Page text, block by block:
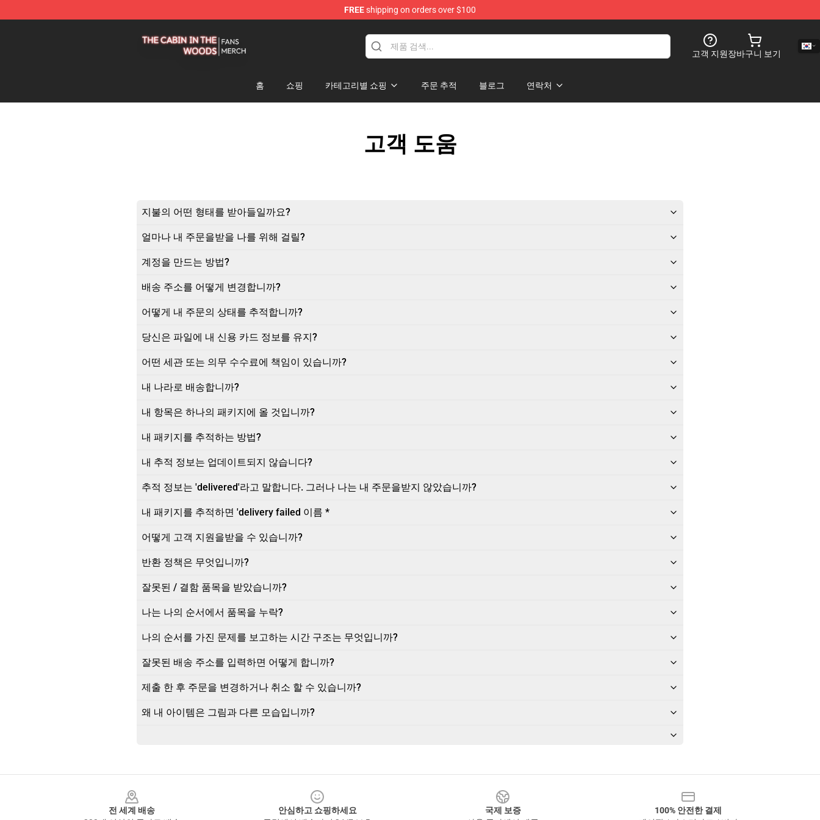
FREEshipping on orders over $100
고객 지원장바구니 보기
홈 쇼핑 카테고리별 쇼핑 주문 추적 블로그 연락처
고객 도움
지불의 어떤 형태를 받아들일까요?
얼마나 내 주문을받을 나를 위해 걸릴?
계정을 만드는 방법?
배송 주소를 어떻게 변경합니까?
어떻게 내 주문의 상태를 추적합니까?
당신은 파일에 내 신용 카드 정보를 유지?
어떤 세관 또는 의무 수수료에 책임이 있습니까?
내 나라로 배송합니까?
내 항목은 하나의 패키지에 올 것입니까?
내 패키지를 추적하는 방법?
내 추적 정보는 업데이트되지 않습니다?
추적 정보는 'delivered'라고 말합니다. 그러나 나는 내 주문을받지 않았습니까?
내 패키지를 추적하면 'delivery failed 이름 *
어떻게 고객 지원을받을 수 있습니까?
반환 정책은 무엇입니까?
잘못된 / 결함 품목을 받았습니까?
나는 나의 순서에서 품목을 누락?
나의 순서를 가진 문제를 보고하는 시간 구조는 무엇입니까?
잘못된 배송 주소를 입력하면 어떻게 합니까?
제출 한 후 주문을 변경하거나 취소 할 수 있습니까?
왜 내 아이템은 그림과 다른 모습입니까?
전 세계 배송
안심하고 쇼핑하세요
국제 보증
100% 안전한 결제